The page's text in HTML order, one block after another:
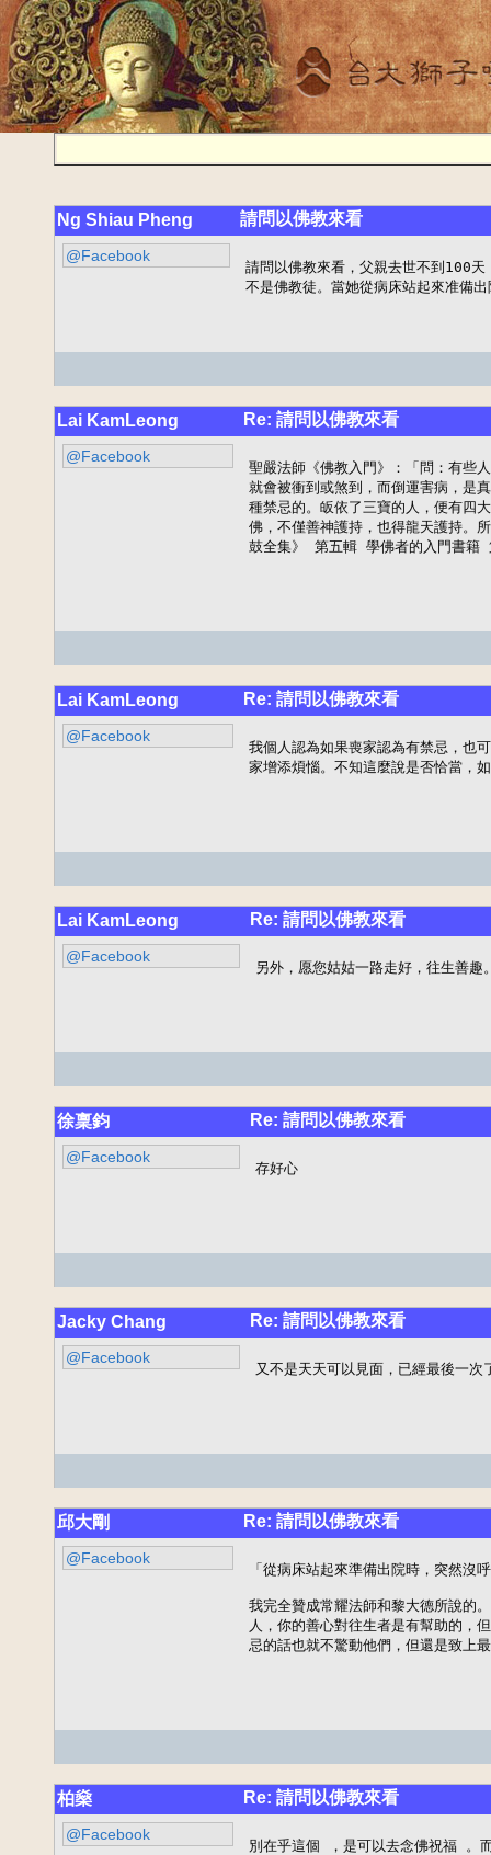
Ng Shiau Pheng 請問以佛教來看
@Facebook
請問以佛教來看，父親去世不到100
不是佛教徒。當她從病床站起來准備
Lai KamLeong Re: 請問以佛教來看
@Facebook
聖嚴法師《佛教入門》：「問：有些
就會被衝到或煞到，而倒運害病，是
種禁忌的。皈依了三寶的人，便有四
佛，不僅善神護持，也得龍天護持。
鼓全集》 第五輯 學佛者的入門書籍
Lai KamLeong Re: 請問以佛教來看
@Facebook
我個人認為如果喪家認為有禁忌，也
家增添煩惱。不知這麼說是否恰當，
Lai KamLeong Re: 請問以佛教來看
@Facebook
另外，愿您姑姑一路走好，往生善趣
徐稟鈞 Re: 請問以佛教來看
@Facebook
存好心
Jacky Chang Re: 請問以佛教來看
@Facebook
又不是天天可以見面，已經最後一次
邱大剛 Re: 請問以佛教來看
@Facebook
「從病床站起來準備出院時，突然
我完全贊成常耀法師和黎大德所說的
人，你的善心對往生者是有幫助的，
忌的話也就不驚動他們，但還是致上
柏燊 Re: 請問以佛教來看
@Facebook
別在乎這個 ，是可以去念佛祝福 。